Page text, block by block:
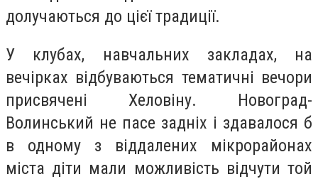
долучаються до цієї традиції.
У клубах, навчальних закладах, на
вечірках відбуваються тематичні вечори
присвячені Хеловіну. Новоград-
Волинський не пасе задніх і здавалося б
в одному з віддалених мікрорайонах
міста діти мали можливість відчути той